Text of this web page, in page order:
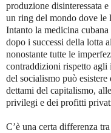
produzione disinteressata
un ring del mondo dove le
Intanto la medicina
dopo i successi della lotta
nonostante tutte le
contraddizioni rispetto agli
del socialismo può
dettami del capitalismo,
privilegi e dei profitti
C’è una certa differenza